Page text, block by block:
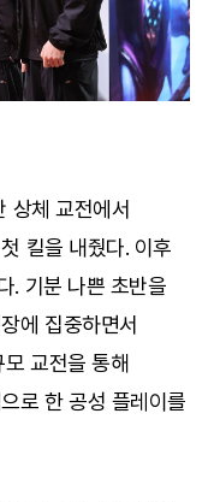
상체 교전에서
킬을 내줬다. 이후
. 기분 나쁜 초반을
에 집중하면서
교전을 통해
로 한 공성 플레이를